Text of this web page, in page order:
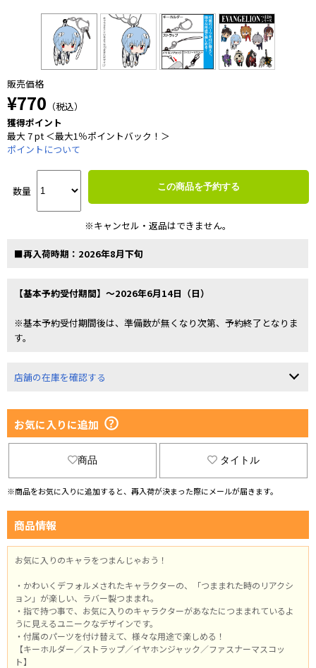
販売価格
¥770 （税込）
獲得ポイント
最大 7 pt ＜最大1％ポイントバック！＞
ポイントについて
数量 この商品を予約する
※キャンセル・返品はできません。
■再入荷時期：2026年8月下旬
【基本予約受付期間】～2026年6月14日（日）
※基本予約受付期間後は、準備数が無くなり次第、予約終了となりま
す。
店舗の在庫を確認する
お気に入りに追加
商品 タイトル
※商品をお気に入りに追加すると、再入荷が決まった際にメールが届きます。
商品情報
お気に入りのキャラをつまんじゃおう！
・かわいくデフォルメされたキャラクターの、「つままれた時のリアクシ
ョン」が楽しい、ラバー製つままれ。
・指で持つ事で、お気に入りのキャラクターがあなたにつままれているよ
うに見えるユニークなデザインです。
・付属のパーツを付け替えて、様々な用途で楽しめる！
【キーホルダー／ストラップ／イヤホンジャック／ファスナーマスコッ
ト】